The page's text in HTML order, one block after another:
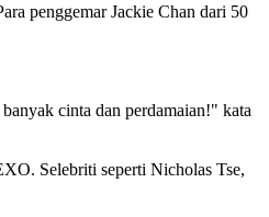
penggemar Jackie Chan dari 50
cinta dan perdamaian!" kata
Selebriti seperti Nicholas Tse,